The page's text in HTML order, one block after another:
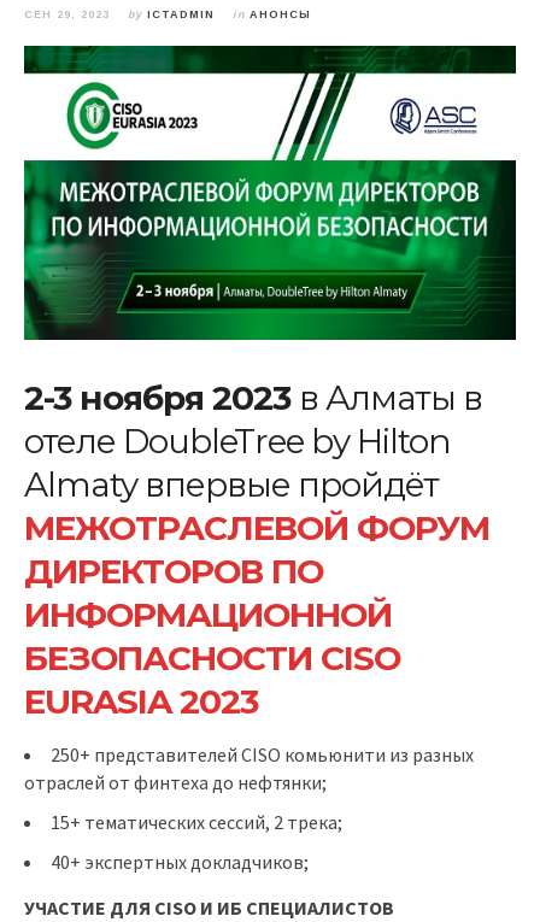
СЕН 29, 2023 by ICTADMIN in АНОНСЫ
2-3 ноября 2023 в Алматы в
отеле DoubleTree by Hilton
Almaty впервые пройдёт
МЕЖОТРАСЛЕВОЙ ФОРУМ
ДИРЕКТОРОВ ПО
ИНФОРМАЦИОННОЙ
БЕЗОПАСНОСТИ CISO
EURASIA 2023
250+ представителей CISO комьюнити из разных
отраслей от финтеха до нефтянки;
15+ тематических сессий, 2 трека;
40+ экспертных докладчиков;
УЧАСТИЕ ДЛЯ CISO И ИБ СПЕЦИАЛИСТОВ